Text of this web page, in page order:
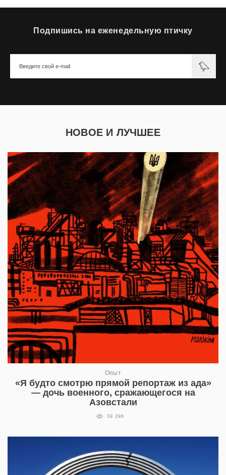
Подпишись на еженедельную птичку
НОВОЕ И ЛУЧШЕЕ
Опыт
«Я будто смотрю прямой репортаж из ада»
— дочь военного, сражающегося на
Азовстали
39 296